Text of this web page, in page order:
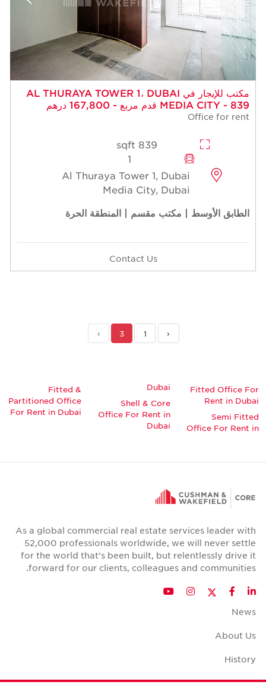
مكتب للإيجار في AL THURAYA TOWER 1، DUBAI
MEDIA CITY - 839 قدم مربع - 167,800 درهم
Office for rent
839 sqft
1
Al Thuraya Tower 1, Dubai
Media City, Dubai
الطابق الأوسط | مكتب مقسم | المنطقة الحرة
Contact Us
‹
1
3
›
Fitted Office For
Rent in Dubai
Semi Fitted
Office For Rent in
Dubai
Shell & Core
Office For Rent in
Dubai
Fitted &
Partitioned Office
For Rent in Dubai
As a global commercial real estate services leader with
52,000 professionals worldwide, we will never settle
for the world that's been built, but relentlessly drive it
forward for our clients, colleagues and communities.
LinkedIn
Facebook
Twitter
Instagram
YouTube
News
About Us
History
Case Studies